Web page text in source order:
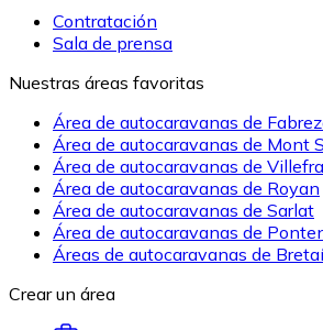
Contratación
Sala de prensa
Nuestras áreas favoritas
Área de autocaravanas de
Área de autocaravanas de Mont
Área de autocaravanas de
Área de autocaravanas de Royan
Área de autocaravanas de Sarlat
Área de autocaravanas de
Áreas de autocaravanas de
Crear un área